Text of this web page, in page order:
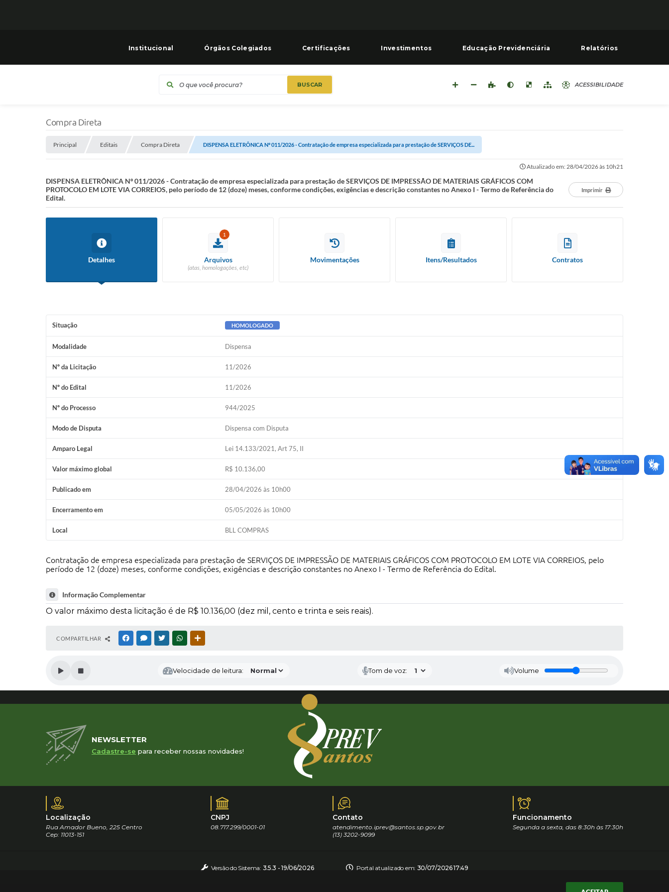
Institucional Órgãos Colegiados Certificações Investimentos Educação Previdenciária Relatórios
BUSCAR ACESSIBILIDADE
Compra Direta
Principal Editais Compra Direta DISPENSA ELETRÔNICA Nº 011/2026 - Contratação de empresa especializada para prestação de SERVIÇOS DE...
Atualizado em: 28/04/2026 às 10h21
DISPENSA ELETRÔNICA Nº 011/2026 - Contratação de empresa especializada para prestação de SERVIÇOS DE IMPRESSÃO DE MATERIAIS GRÁFICOS COM
PROTOCOLO EM LOTE VIA CORREIOS, pelo período de 12 (doze) meses, conforme condições, exigências e descrição constantes no Anexo I - Termo de Referência do
Edital.
Imprimir
Detalhes
1
Arquivos
(atas, homologações, etc)
Movimentações Itens/Resultados Contratos
Situação HOMOLOGADO
Modalidade Dispensa
Nº da Licitação 11/2026
Nº do Edital 11/2026
Nº do Processo 944/2025
Modo de Disputa Dispensa com Disputa
Amparo Legal Lei 14.133/2021, Art 75, II
Valor máximo global R$ 10.136,00
Publicado em 28/04/2026 às 10h00
Encerramento em 05/05/2026 às 10h00
Local BLL COMPRAS
Contratação de empresa especializada para prestação de SERVIÇOS DE IMPRESSÃO DE MATERIAIS GRÁFICOS COM PROTOCOLO EM LOTE VIA CORREIOS, pelo
período de 12 (doze) meses, conforme condições, exigências e descrição constantes no Anexo I - Termo de Referência do Edital.
Informação Complementar
O valor máximo desta licitação é de R$ 10.136,00 (dez mil, cento e trinta e seis reais).
COMPARTILHAR FACEBOOKMESSENGER
TWITTERWHATSAPP
Velocidade de leitura: Tom de voz: Volume
NEWSLETTER
Cadastre-se para receber nossas novidades!
Localização
Rua Amador Bueno, 225 Centro
Cep: 11013-151
CNPJ
08.717.299/0001-01
Contato
atendimento.iprev@santos.sp.gov.br
(13) 3202-9099
Funcionamento
Segunda a sexta, das 8:30h às 17:30h
Versão do Sistema: 3.5.3 - 19/06/2026 Portal atualizado em: 30/07/2026 17:49